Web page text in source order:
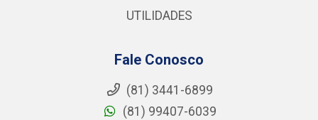
UTILIDADES
Fale Conosco
(81) 3441-6899
(81) 99407-6039